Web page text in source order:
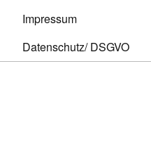
Impressum
Datenschutz/ DSGVO